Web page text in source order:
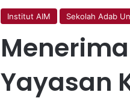
Institut AIM Sekolah Adab
Yayasan